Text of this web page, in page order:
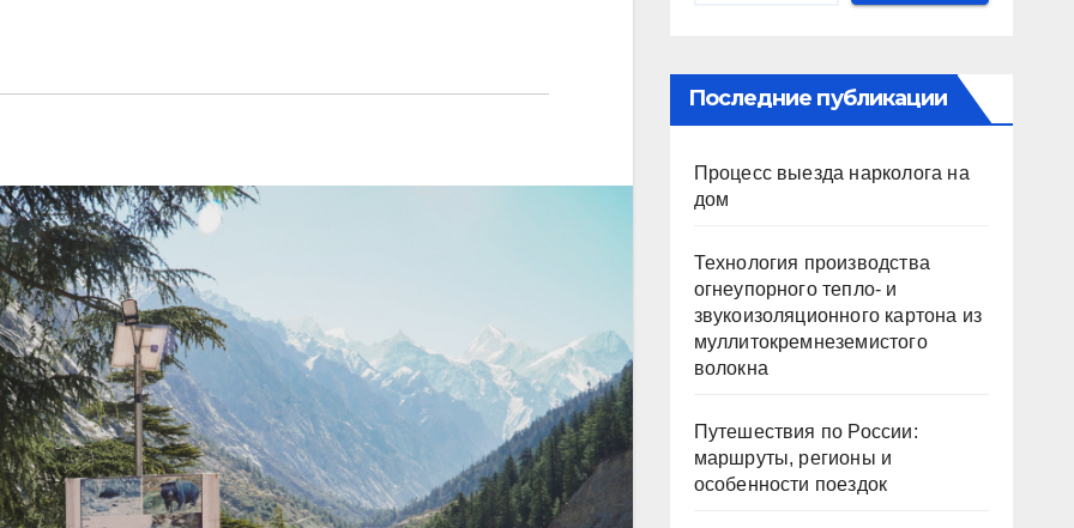
Последние публикации
Процесс выезда нарколога на
дом
Технология производства
огнеупорного тепло- и
звукоизоляционного картона из
муллитокремнеземистого
волокна
Путешествия по России:
маршруты, регионы и
особенности поездок